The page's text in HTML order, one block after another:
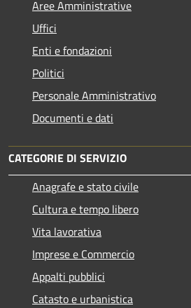
Aree Amministrative
Uffici
Enti e fondazioni
Politici
Personale Amministrativo
Documenti e dati
CATEGORIE DI SERVIZIO
Anagrafe e stato civile
Cultura e tempo libero
Vita lavorativa
Imprese e Commercio
Appalti pubblici
Catasto e urbanistica